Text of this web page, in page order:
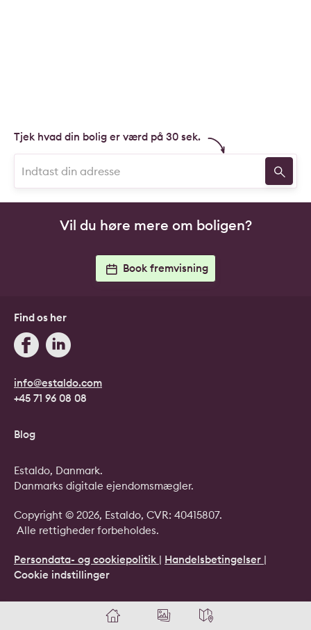
Tjek hvad din bolig er værd på 30 sek.
Vil du høre mere om boligen?
Book fremvisning
info@estaldo.com
+45 71 96 08 08
Find os her
Blog
Copyright © 2026, Estaldo, CVR: 40415807.
Alle rettigheder forbeholdes.
Persondata- og cookiepolitik | Handelsbetingelser |
Cookie indstillinger
Estaldo, Danmark.
Danmarks digitale ejendomsmægler.